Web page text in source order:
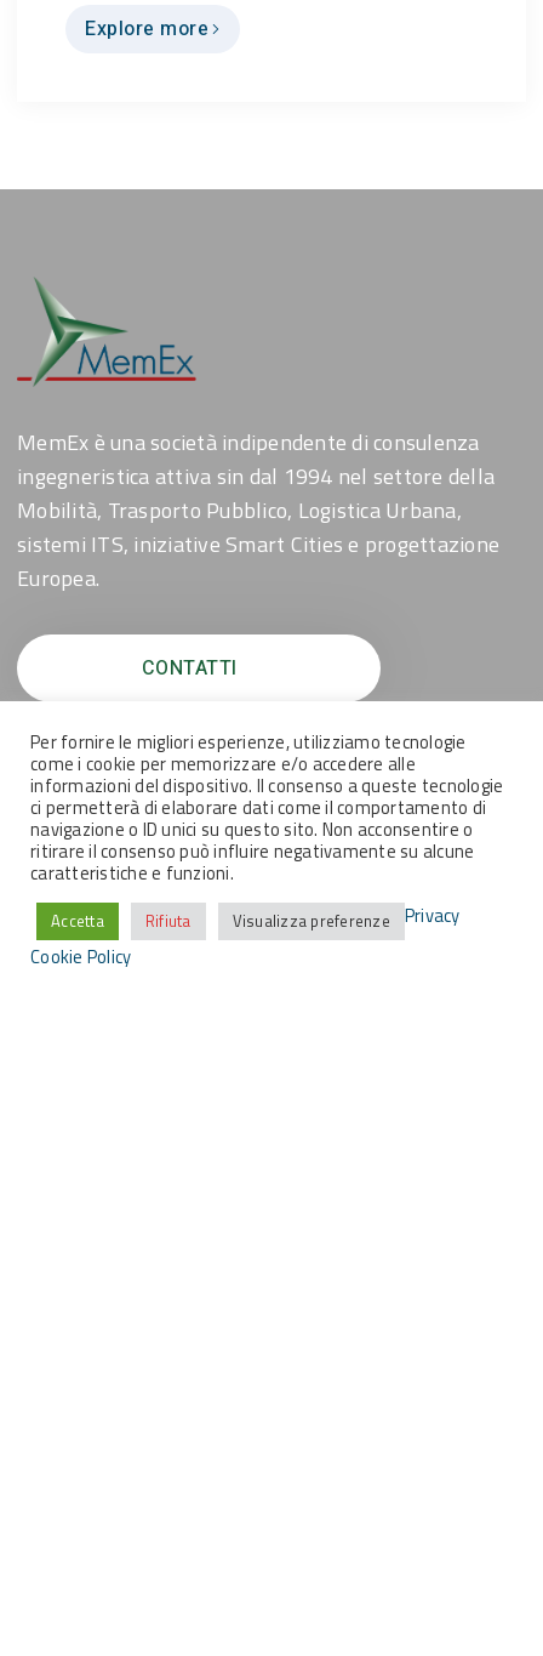
Explore more
MemEx è una società indipendente di consulenza
ingegneristica attiva sin dal 1994 nel settore della
Mobilità, Trasporto Pubblico, Logistica Urbana,
sistemi ITS, iniziative Smart Cities e progettazione
Europea.
CONTATTI
MEMEX SRL
Piazza Benamozegh, 17
57123 Livorno
Per fornire le migliori esperienze, utilizziamo tecnologie
come i cookie per memorizzare e/o accedere alle
informazioni del dispositivo. Il consenso a queste tecnologie
ci permetterà di elaborare dati come il comportamento di
navigazione o ID unici su questo sito. Non acconsentire o
ritirare il consenso può influire negativamente su alcune
caratteristiche e funzioni.
Accetta Rifiuta Visualizza preferenze
Privacy
Cookie Policy